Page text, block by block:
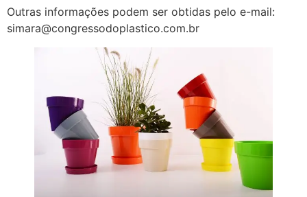
Outras informações podem ser obtidas pelo e-mail:
simara@congressodoplastico.com.br